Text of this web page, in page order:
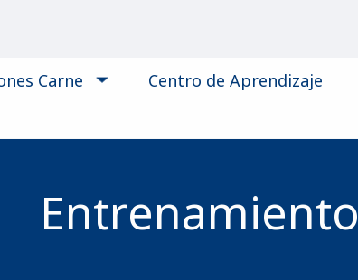
Carne Centro de Aprendizaje
Entrenamiento